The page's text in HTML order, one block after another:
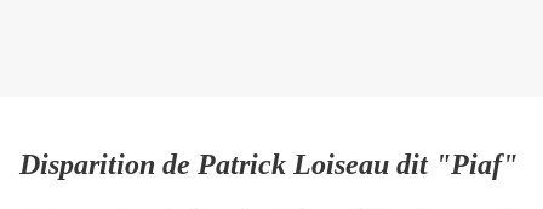
Disparition de Patrick Loiseau dit "Piaf"